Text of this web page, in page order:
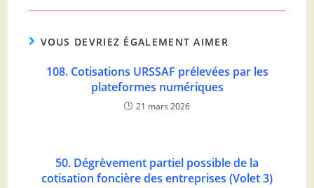
VOUS DEVRIEZ ÉGALEMENT AIMER
108. Cotisations URSSAF prélevées par les
plateformes numériques
21 mars 2026
50. Dégrèvement partiel possible de la
cotisation foncière des entreprises (Volet 3)